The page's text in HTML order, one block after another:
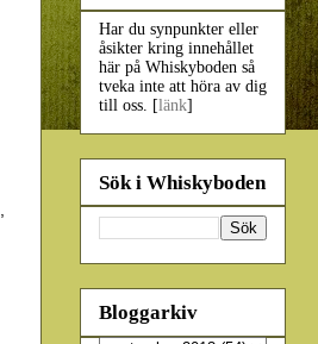
Har du synpunkter eller
åsikter kring innehållet
här på Whiskyboden så
tveka inte att höra av dig
till oss. [länk]
Sök i Whiskyboden
Bloggarkiv